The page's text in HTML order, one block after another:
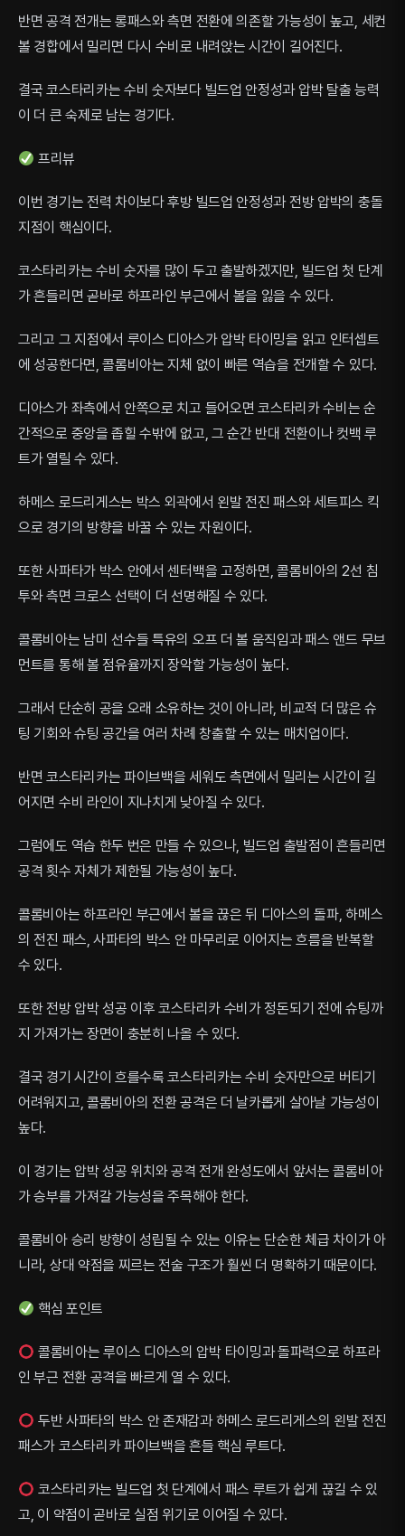
반면 공격 전개는 롱패스와 측면 전환에 의존할 가능성이 높고, 세컨
볼 경합에서 밀리면 다시 수비로 내려앉는 시간이 길어진다.
결국 코스타리카는 수비 숫자보다 빌드업 안정성과 압박 탈출 능력
이 더 큰 숙제로 남는 경기다.
프리뷰
이번 경기는 전력 차이보다 후방 빌드업 안정성과 전방 압박의 충돌
지점이 핵심이다.
코스타리카는 수비 숫자를 많이 두고 출발하겠지만, 빌드업 첫 단계
가 흔들리면 곧바로 하프라인 부근에서 볼을 잃을 수 있다.
그리고 그 지점에서 루이스 디아스가 압박 타이밍을 읽고 인터셉트
에 성공한다면, 콜롬비아는 지체 없이 빠른 역습을 전개할 수 있다.
디아스가 좌측에서 안쪽으로 치고 들어오면 코스타리카 수비는 순
간적으로 중앙을 좁힐 수밖에 없고, 그 순간 반대 전환이나 컷백 루
트가 열릴 수 있다.
하메스 로드리게스는 박스 외곽에서 왼발 전진 패스와 세트피스 킥
으로 경기의 방향을 바꿀 수 있는 자원이다.
또한 사파타가 박스 안에서 센터백을 고정하면, 콜롬비아의 2선 침
투와 측면 크로스 선택이 더 선명해질 수 있다.
콜롬비아는 남미 선수들 특유의 오프 더 볼 움직임과 패스 앤드 무브
먼트를 통해 볼 점유율까지 장악할 가능성이 높다.
그래서 단순히 공을 오래 소유하는 것이 아니라, 비교적 더 많은 슈
팅 기회와 슈팅 공간을 여러 차례 창출할 수 있는 매치업이다.
반면 코스타리카는 파이브백을 세워도 측면에서 밀리는 시간이 길
어지면 수비 라인이 지나치게 낮아질 수 있다.
그럼에도 역습 한두 번은 만들 수 있으나, 빌드업 출발점이 흔들리면
공격 횟수 자체가 제한될 가능성이 높다.
콜롬비아는 하프라인 부근에서 볼을 끊은 뒤 디아스의 돌파, 하메스
의 전진 패스, 사파타의 박스 안 마무리로 이어지는 흐름을 반복할
수 있다.
또한 전방 압박 성공 이후 코스타리카 수비가 정돈되기 전에 슈팅까
지 가져가는 장면이 충분히 나올 수 있다.
결국 경기 시간이 흐를수록 코스타리카는 수비 숫자만으로 버티기
어려워지고, 콜롬비아의 전환 공격은 더 날카롭게 살아날 가능성이
높다.
이 경기는 압박 성공 위치와 공격 전개 완성도에서 앞서는 콜롬비아
가 승부를 가져갈 가능성을 주목해야 한다.
콜롬비아 승리 방향이 성립될 수 있는 이유는 단순한 체급 차이가 아
니라, 상대 약점을 찌르는 전술 구조가 훨씬 더 명확하기 때문이다.
핵심 포인트
콜롬비아는 루이스 디아스의 압박 타이밍과 돌파력으로 하프라
인 부근 전환 공격을 빠르게 열 수 있다.
두반 사파타의 박스 안 존재감과 하메스 로드리게스의 왼발 전진
패스가 코스타리카 파이브백을 흔들 핵심 루트다.
코스타리카는 빌드업 첫 단계에서 패스 루트가 쉽게 끊길 수 있
고, 이 약점이 곧바로 실점 위기로 이어질 수 있다.